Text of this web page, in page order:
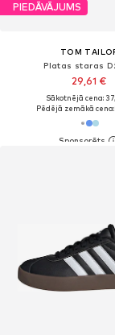
PIEDĀVĀJUMS
TOM
Platas staras
29,61 €
Sākotnējā cena:
Pēdējā zemākā cena: